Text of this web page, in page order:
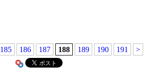
185 186 187 188 189 190 191 >